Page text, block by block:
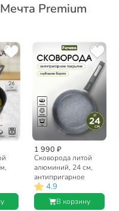
Premium
1 990 ₽
Сковорода литой
алюминий, 24 см,
антипригарное
покрытие, Мечта,
Premium grey, серая,
съемная ручка,
4.9
В корзину